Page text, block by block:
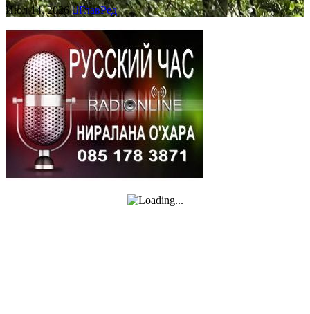
Июл 14, 2026 ГлавРед